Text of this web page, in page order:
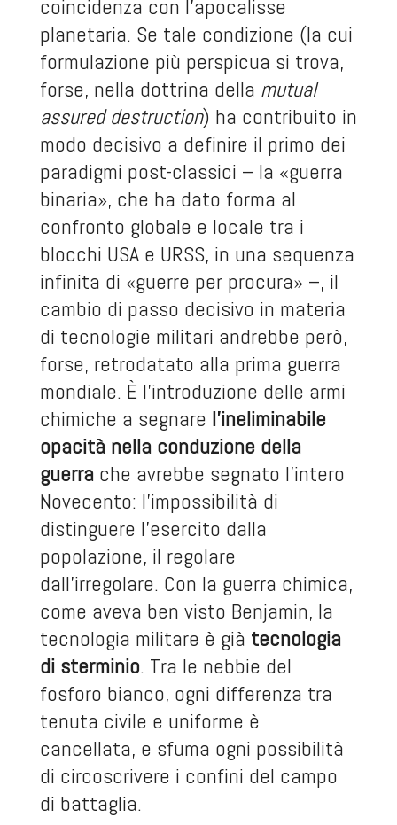
coincidenza con l’apocalisse
planetaria. Se tale condizione (la cui
formulazione più perspicua si trova,
forse, nella dottrina della mutual
assured destruction) ha contribuito in
modo decisivo a definire il primo dei
paradigmi post-classici – la «guerra
binaria», che ha dato forma al
confronto globale e locale tra i
blocchi USA e URSS, in una sequenza
infinita di «guerre per procura» –, il
cambio di passo decisivo in materia
di tecnologie militari andrebbe però,
forse, retrodatato alla prima guerra
mondiale. È l’introduzione delle armi
chimiche a segnare l’ineliminabile
opacità nella conduzione della
guerra che avrebbe segnato l’intero
Novecento: l’impossibilità di
distinguere l’esercito dalla
popolazione, il regolare
dall’irregolare. Con la guerra chimica,
come aveva ben visto Benjamin, la
tecnologia militare è già tecnologia
di sterminio. Tra le nebbie del
fosforo bianco, ogni differenza tra
tenuta civile e uniforme è
cancellata, e sfuma ogni possibilità
di circoscrivere i confini del campo
di battaglia.